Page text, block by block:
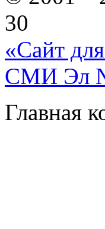
30
«Сайт
СМИ Эл №
Главная